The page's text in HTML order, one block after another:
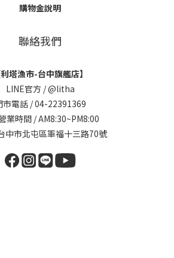
購物金說明
聯絡我們
利塔漁市-台中旗艦店】
LINE官方 /@litha
市電話 / 04-22391369
業時間 / AM8:30~PM8:00
中市北屯區軍福十三路70號